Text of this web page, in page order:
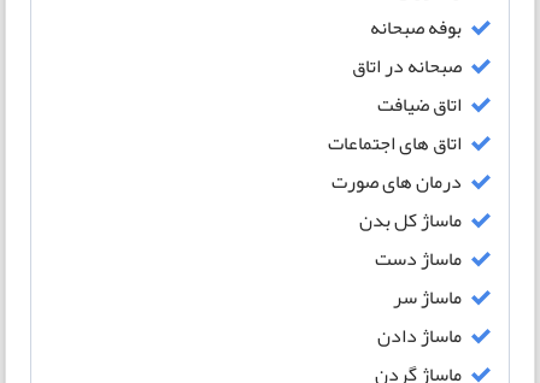
بوفه صبحانه
صبحانه در اتاق
اتاق ضیافت
اتاق های اجتماعات
درمان های صورت
ماساژ کل بدن
ماساژ دست
ماساژ سر
ماساژ دادن
ماساژ گردن